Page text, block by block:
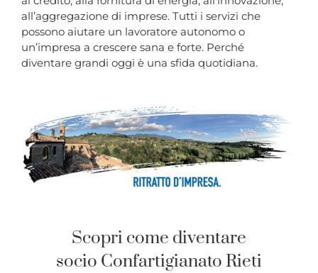
all’aggregazione di imprese. Tutti i servizi che
possono aiutare un lavoratore autonomo o
un’impresa a crescere sana e forte. Perché
diventare grandi oggi è una sfida quotidiana.
Scopri come diventare
socio Confartigianato Rieti